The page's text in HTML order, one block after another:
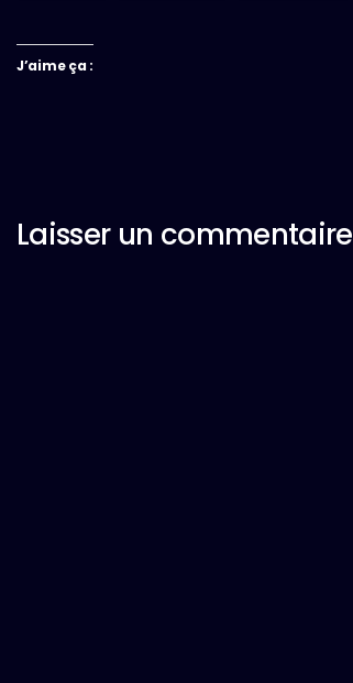
J’aime ça :
Laisser un commentaire